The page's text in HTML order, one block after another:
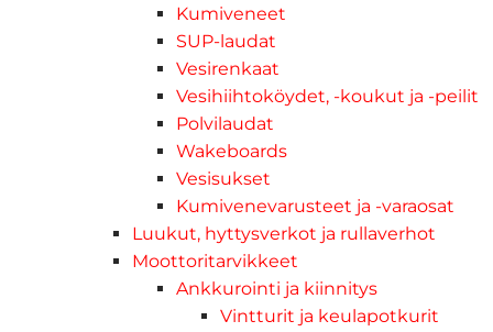
Kumiveneet
SUP-laudat
Vesirenkaat
Vesihiihtoköydet, -koukut ja -peilit
Polvilaudat
Wakeboards
Vesisukset
Kumivenevarusteet ja -varaosat
Luukut, hyttysverkot ja rullaverhot
Moottoritarvikkeet
Ankkurointi ja kiinnitys
Vintturit ja keulapotkurit